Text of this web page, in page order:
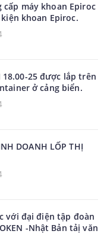
cấp máy khoan Epiroc
khoan Epiroc.
18.00-25 được lắp trên
ở cảng biển.
DOANH LỐP THỊ
với đại điện tập đoàn
-Nhật Bản tảị văn